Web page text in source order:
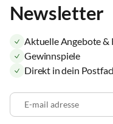
Newsletter
Aktuelle Angebote &
Gewinnspiele
Direkt in dein
E-mail adresse